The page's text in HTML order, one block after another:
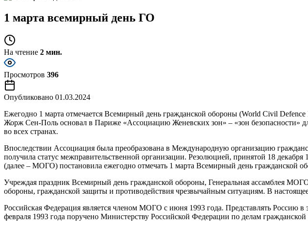
1 марта всемирный день ГО
На чтение 2 мин.
Просмотров 396
Опубликовано 01.03.2024
Ежегодно 1 марта отмечается Всемирный день гражданской обороны (World Civil
Жорж Сен-Поль основал в Париже «Ассоциацию Женевских зон» – «зон безопасности»
во всех странах.
Впоследствии Ассоциация была преобразована в Международную организацию
получила статус межправительственной организации. Резолюцией, принятой 18
(далее – МОГО) постановила ежегодно отмечать 1 марта Всемирный день гражданской
Учреждая праздник Всемирный день гражданской обороны, Генеральная ассамблея
обороны, гражданской защиты и противодействия чрезвычайным ситуациям. В
Российская Федерация является членом МОГО с июня 1993 года. Представлять Россию
февраля 1993 года поручено Министерству Российской Федерации по делам